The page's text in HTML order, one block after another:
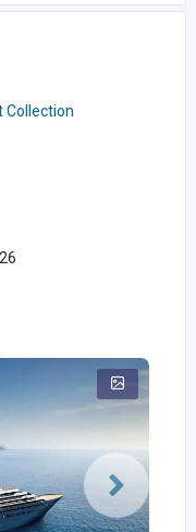
Collection